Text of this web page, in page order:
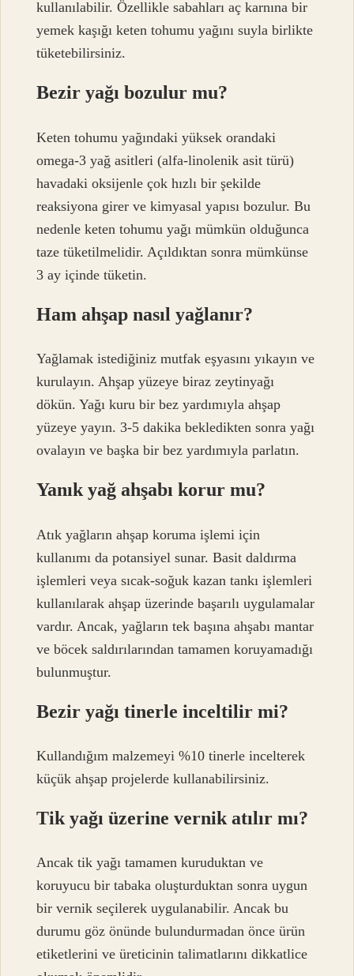
kullanılabilir. Özellikle sabahları aç karnına bir
yemek kaşığı keten tohumu yağını suyla birlikte
tüketebilirsiniz.
Bezir yağı bozulur mu?
Keten tohumu yağındaki yüksek orandaki
omega-3 yağ asitleri (alfa-linolenik asit türü)
havadaki oksijenle çok hızlı bir şekilde
reaksiyona girer ve kimyasal yapısı bozulur. Bu
nedenle keten tohumu yağı mümkün olduğunca
taze tüketilmelidir. Açıldıktan sonra mümkünse
3 ay içinde tüketin.
Ham ahşap nasıl yağlanır?
Yağlamak istediğiniz mutfak eşyasını yıkayın ve
kurulayın. Ahşap yüzeye biraz zeytinyağı
dökün. Yağı kuru bir bez yardımıyla ahşap
yüzeye yayın. 3-5 dakika bekledikten sonra yağı
ovalayın ve başka bir bez yardımıyla parlatın.
Yanık yağ ahşabı korur mu?
Atık yağların ahşap koruma işlemi için
kullanımı da potansiyel sunar. Basit daldırma
işlemleri veya sıcak-soğuk kazan tankı işlemleri
kullanılarak ahşap üzerinde başarılı uygulamalar
vardır. Ancak, yağların tek başına ahşabı mantar
ve böcek saldırılarından tamamen koruyamadığı
bulunmuştur.
Bezir yağı tinerle inceltilir mi?
Kullandığım malzemeyi %10 tinerle incelterek
küçük ahşap projelerde kullanabilirsiniz.
Tik yağı üzerine vernik atılır mı?
Ancak tik yağı tamamen kuruduktan ve
koruyucu bir tabaka oluşturduktan sonra uygun
bir vernik seçilerek uygulanabilir. Ancak bu
durumu göz önünde bulundurmadan önce ürün
etiketlerini ve üreticinin talimatlarını dikkatlice